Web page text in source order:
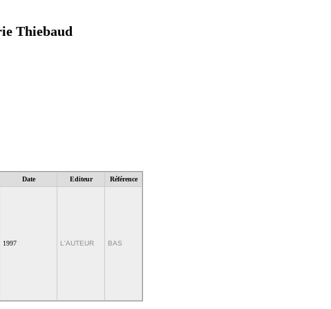
Thiebaud
Date Editeur Référence
1997 L'AUTEUR BAS